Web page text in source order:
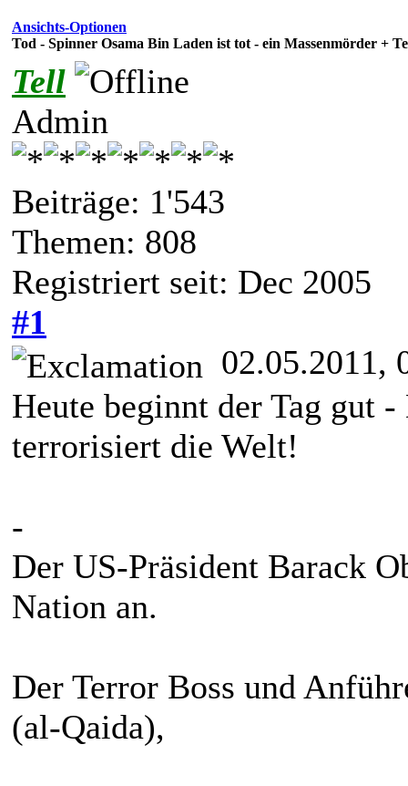
Ansichts-Optionen
Tod - Spinner Osama Bin Laden ist tot - ein Massenmörder +
Tell
Admin
Beiträge: 1'543
Themen: 808
Registriert seit: Dec 2005
#1
02.05.2011,
Heute beginnt der Tag gut
terrorisiert die Welt!
-
Der US-Präsident Barack
Nation an.
Der Terror Boss und
(al-Qaida),